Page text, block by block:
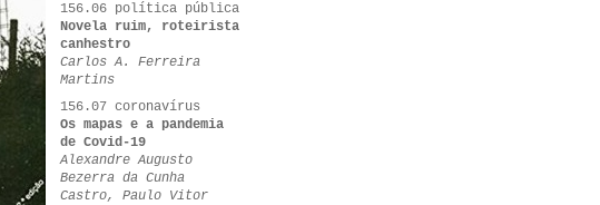
156.06 política pública
Novela ruim, roteirista
canhestro
Carlos A. Ferreira
Martins
156.07 coronavírus
Os mapas e a pandemia
de Covid-19
Alexandre Augusto
Bezerra da Cunha
Castro, Paulo Vitor